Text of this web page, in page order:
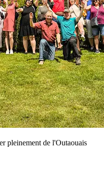
pleinement de l'Outaouais